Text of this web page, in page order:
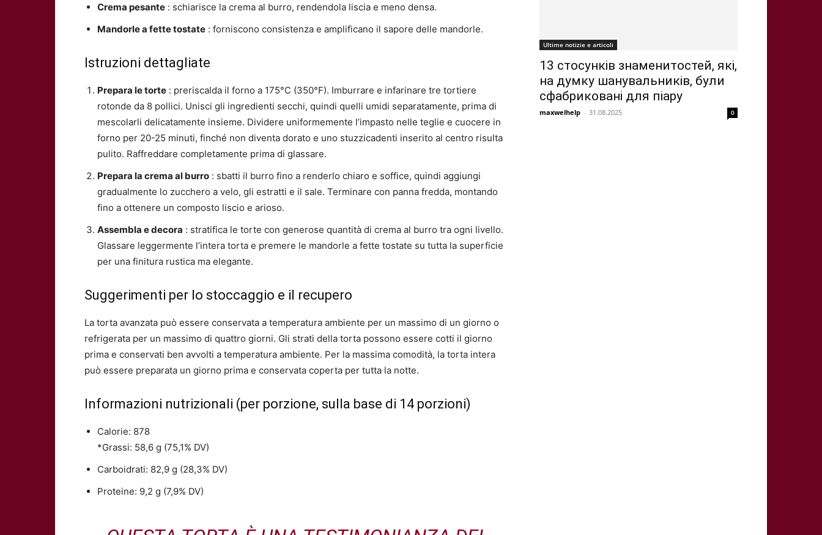
Crema pesante : schiarisce la crema al burro, rendendola liscia e meno densa.
Mandorle a fette tostate : forniscono consistenza e amplificano il sapore delle mandorle.
Istruzioni dettagliate
Prepara le torte : preriscalda il forno a 175°C (350°F). Imburrare e infarinare tre tortiere
rotonde da 8 pollici. Unisci gli ingredienti secchi, quindi quelli umidi separatamente, prima di
mescolarli delicatamente insieme. Dividere uniformemente l’impasto nelle teglie e cuocere in
forno per 20-25 minuti, finché non diventa dorato e uno stuzzicadenti inserito al centro risulta
pulito. Raffreddare completamente prima di glassare.
Prepara la crema al burro : sbatti il ​​burro fino a renderlo chiaro e soffice, quindi aggiungi
gradualmente lo zucchero a velo, gli estratti e il sale. Terminare con panna fredda, montando
fino a ottenere un composto liscio e arioso.
Assembla e decora : stratifica le torte con generose quantità di crema al burro tra ogni livello.
Glassare leggermente l’intera torta e premere le mandorle a fette tostate su tutta la superficie
per una finitura rustica ma elegante.
Suggerimenti per lo stoccaggio e il recupero
La torta avanzata può essere conservata a temperatura ambiente per un massimo di un giorno o
refrigerata per un massimo di quattro giorni. Gli strati della torta possono essere cotti il ​​giorno
prima e conservati ben avvolti a temperatura ambiente. Per la massima comodità, la torta intera
può essere preparata un giorno prima e conservata coperta per tutta la notte.
Informazioni nutrizionali (per porzione, sulla base di 14 porzioni)
Calorie: 878
*Grassi: 58,6 g (75,1% DV)
Carboidrati: 82,9 g (28,3% DV)
Proteine: 9,2 g (7,9% DV)
Ultime notizie e articoli
13 стосунків знаменитостей, які,
на думку шанувальників, були
сфабриковані для піару
maxwelhelp - 31.08.2025 0